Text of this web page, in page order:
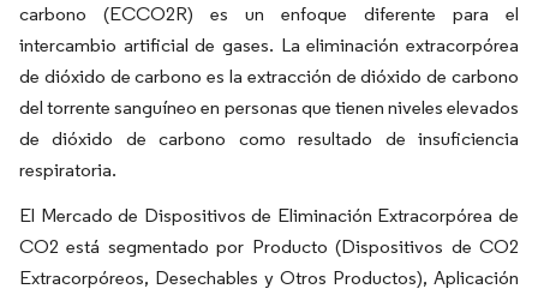
carbono (ECCO2R) es un enfoque diferente para el
intercambio artificial de gases. La eliminación extracorpórea
de dióxido de carbono es la extracción de dióxido de carbono
del torrente sanguíneo en personas que tienen niveles elevados
de dióxido de carbono como resultado de insuficiencia
respiratoria.
El Mercado de Dispositivos de Eliminación Extracorpórea de
CO2 está segmentado por Producto (Dispositivos de CO2
Extracorpóreos, Desechables y Otros Productos), Aplicación